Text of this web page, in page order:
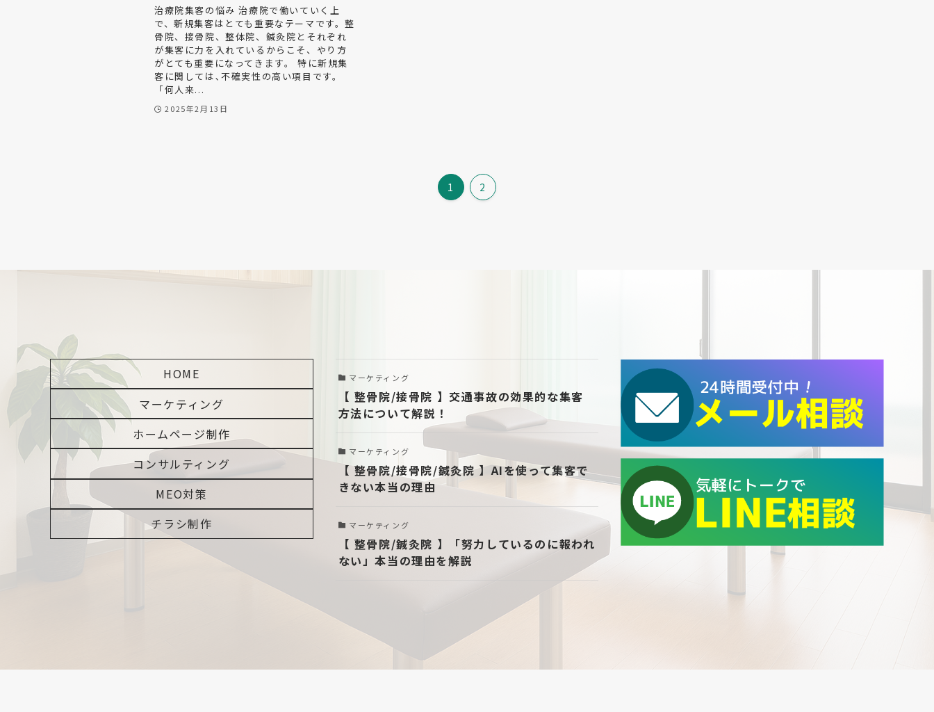
治療院集客の悩み 治療院で働いていく上
で、新規集客はとても重要なテーマです。整
骨院、接骨院、整体院、鍼灸院とそれぞれ
が集客に力を入れているからこそ、やり方
がとても重要になってきます。 特に新規集
客に関しては､不確実性の高い項目です。
「何人来...
2025年2月13日
1 2
HOME
マーケティング
ホームページ制作
コンサルティング
MEO対策
チラシ制作
マーケティング
【 整骨院/接骨院 】交通事故の効果的な集客
方法について解説！
マーケティング
【 整骨院/接骨院/鍼灸院 】AIを使って集客で
きない本当の理由
マーケティング
【 整骨院/鍼灸院 】「努力しているのに報われ
ない」本当の理由を解説